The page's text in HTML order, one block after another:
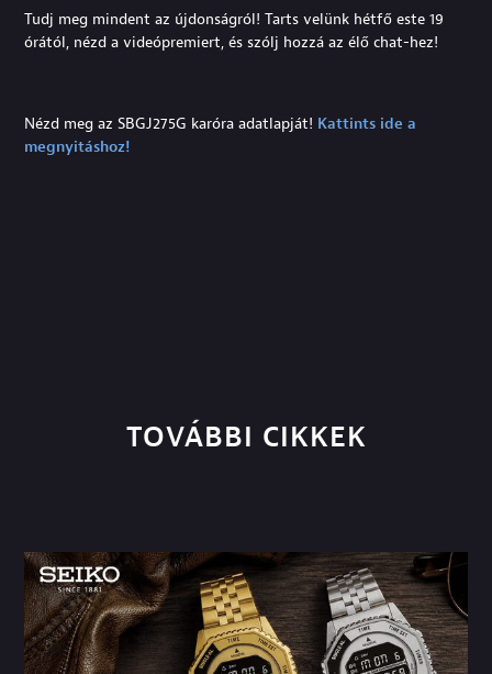
Tudj meg mindent az újdonságról! Tarts velünk hétfő este 19
órától, nézd a videópremiert, és szólj hozzá az élő chat-hez!
Nézd meg az SBGJ275G karóra adatlapját! Kattints ide a
megnyitáshoz!
TOVÁBBI CIKKEK